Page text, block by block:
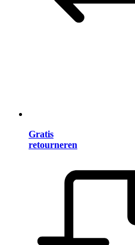
Gratis
retourneren